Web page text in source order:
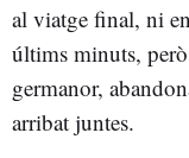
al viatge final, ni
últims minuts,
germanor,
arribat juntes.